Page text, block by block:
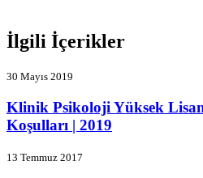
İlgili İçerikler
30 Mayıs 2019
Klinik Psikoloji Yüksek
Koşulları | 2019
13 Temmuz 2017